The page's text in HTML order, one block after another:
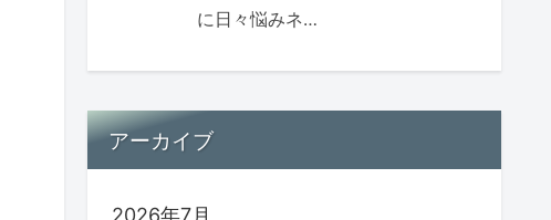
に日々悩みネ…
アーカイブ
2026年7月